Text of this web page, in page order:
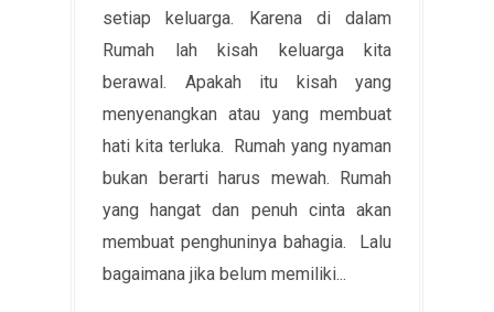
setiap keluarga. Karena di dalam
Rumah lah kisah keluarga kita
berawal. Apakah itu kisah yang
menyenangkan atau yang membuat
hati kita terluka. Rumah yang nyaman
bukan berarti harus mewah. Rumah
yang hangat dan penuh cinta akan
membuat penghuninya bahagia. Lalu
bagaimana jika belum memiliki...